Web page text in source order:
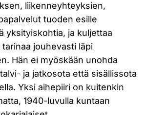
liikenneyhteyksien,
tuoden esille
yksityiskohtia, ja kuljettaa
jouhevasti läpi
Hän ei myöskään unohda
ja jatkosota että sisällissota
Yksi aihepiiri on kuitenkin
1940-luvulla kuntaan